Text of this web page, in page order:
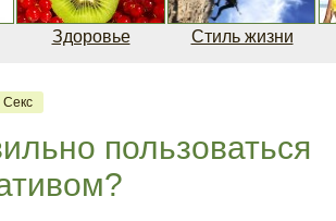
Здоровье Стиль жизни
Секс
пользоваться